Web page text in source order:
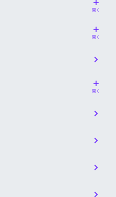
開く
開く
開く